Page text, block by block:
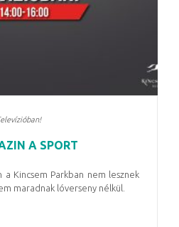
A SPORT
Kincsem Parkban nem lesznek
maradnak lóverseny nélkül.